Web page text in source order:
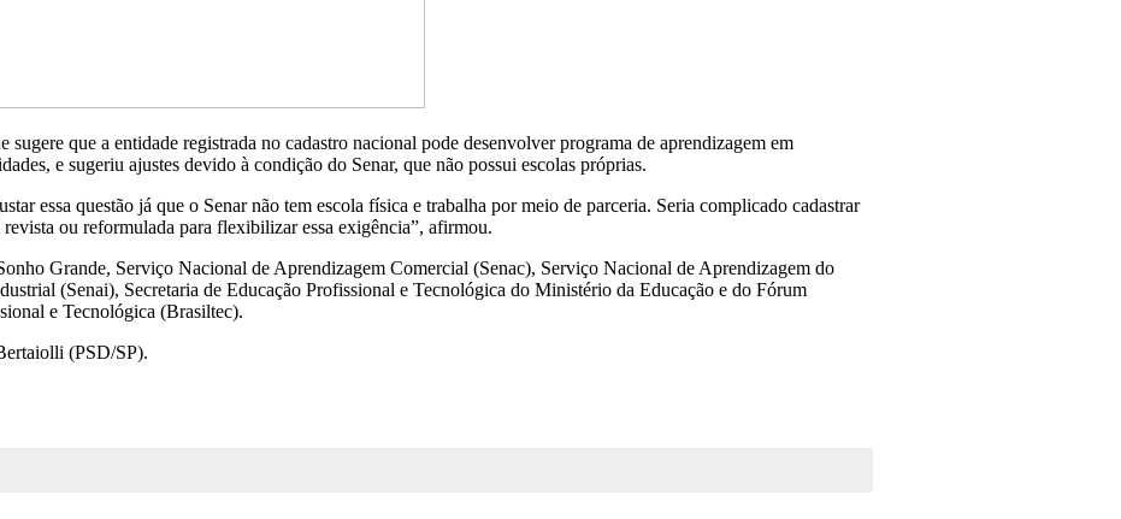
que a entidade registrada no cadastro nacional pode desenvolver programa de aprendizagem em
e sugeriu ajustes devido à condição do Senar, que não possui escolas próprias.
essa questão já que o Senar não tem escola física e trabalha por meio de parceria. Seria complicado cadastrar
ou reformulada para flexibilizar essa exigência”, afirmou.
Grande, Serviço Nacional de Aprendizagem Comercial (Senac), Serviço Nacional de Aprendizagem do
(Senai), Secretaria de Educação Profissional e Tecnológica do Ministério da Educação e do Fórum
e Tecnológica (Brasiltec).
(PSD/SP).